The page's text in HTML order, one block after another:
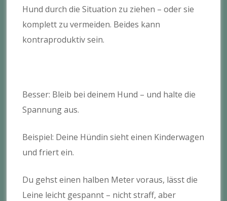
Hund durch die Situation zu ziehen – oder sie
komplett zu vermeiden. Beides kann
kontraproduktiv sein.
Besser: Bleib bei deinem Hund – und halte die
Spannung aus.
Beispiel: Deine Hündin sieht einen Kinderwagen
und friert ein.
Du gehst einen halben Meter voraus, lässt die
Leine leicht gespannt – nicht straff, aber